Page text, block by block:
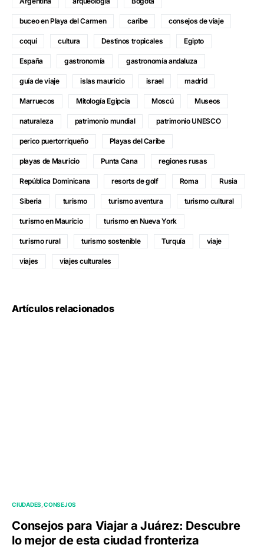
buceo en Playa del Carmen caribe consejos de viaje
coquí cultura Destinos tropicales Egipto
España gastronomía gastronomía andaluza
guía de viaje islas mauricio israel madrid
Marruecos Mitología Egipcia Moscú Museos
naturaleza patrimonio mundial patrimonio UNESCO
perico puertorriqueño Playas del Caribe
playas de Mauricio Punta Cana regiones rusas
República Dominicana resorts de golf Roma Rusia
Siberia turismo turismo aventura turismo cultural
turismo en Mauricio turismo en Nueva York
turismo rural turismo sostenible Turquía viaje
viajes viajes culturales
Artículos relacionados
CIUDADES CONSEJOS
Consejos para Viajar a Juárez: Descubre
lo mejor de esta ciudad fronteriza